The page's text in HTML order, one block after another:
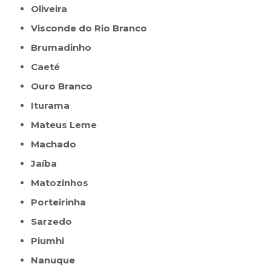
Oliveira
Visconde do Rio Branco
Brumadinho
Caeté
Ouro Branco
Iturama
Mateus Leme
Machado
Jaíba
Matozinhos
Porteirinha
Sarzedo
Piumhi
Nanuque